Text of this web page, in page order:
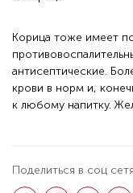
Корица тоже имеет
антисептические.
крови в норм и,
к любому напитку.
Поделиться в соц